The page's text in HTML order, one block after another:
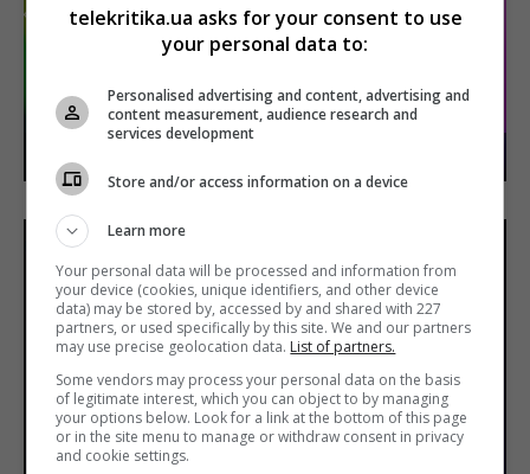
telekritika.ua asks for your consent to use
your personal data to:
Personalised advertising and content, advertising and
content measurement, audience research and
services development
Store and/or access information on a device
Learn more
Your personal data will be processed and information from
your device (cookies, unique identifiers, and other device
data) may be stored by, accessed by and shared with 227
partners, or used specifically by this site. We and our partners
may use precise geolocation data. List of partners.
Some vendors may process your personal data on the basis
of legitimate interest, which you can object to by managing
your options below. Look for a link at the bottom of this page
or in the site menu to manage or withdraw consent in privacy
and cookie settings.